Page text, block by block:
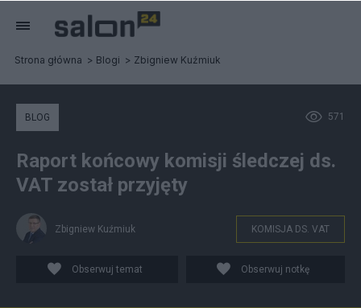
Strona główna Blogi Zbigniew Kuźmiuk
571
BLOG
Raport końcowy komisji śledczej ds.
VAT został przyjęty
Zbigniew Kuźmiuk KOMISJA DS. VAT
Obserwuj temat Obserwuj notkę